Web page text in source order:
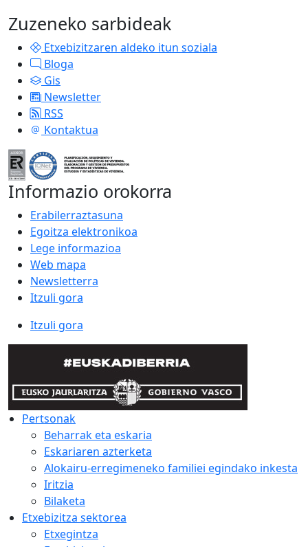
Zuzeneko sarbideak
Etxebizitzaren aldeko itun soziala
Bloga
Gis
Newsletter
RSS
Kontaktua
Informazio orokorra
Erabilerraztasuna
Egoitza elektronikoa
Lege informazioa
Web mapa
Newsletterra
Itzuli gora
Itzuli gora
Pertsonak
Beharrak eta eskaria
Eskariaren azterketa
Alokairu-erregimeneko familiei egindako inkesta
Iritzia
Bilaketa
Etxebizitza sektorea
Etxegintza